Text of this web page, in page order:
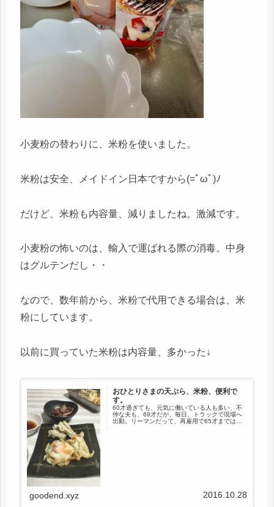
小麦粉の替わりに、米粉を使いました。
米粉は安全、メイドイン日本ですから(=ﾟωﾟ)ﾉ
だけど、米粉も内容量、減りましたね。激減です。
小麦粉の怖いのは、輸入で運ばれる際の消毒。中身
はグルテンだし・・
なので、数年前から、米粉で代用できる場合は、米
粉にしています。
以前に買っていた米粉は内容量、多かった↓
おひとりさまの天ぷら、米粉、便利で
す。
60才過ぎても、元気に働いている人も多い、不
仲な夫も、69才だが、毎日、トラックで現場へ
出動。リーマンだって、再雇用で65才までは働
goodend.xyz 2016.10.28